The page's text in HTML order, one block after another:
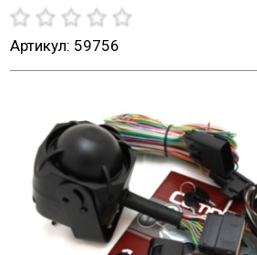
Артикул: 59756